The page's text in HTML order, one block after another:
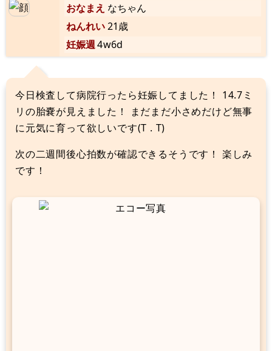
おなまえ なちゃん
ねんれい21歳
妊娠週4w6d
今日検査して病院行ったら妊娠してました！ 14.7ミ
リの胎嚢が見えました！ まだまだ小さめだけど無事
に元気に育って欲しいです(T . T)
次の二週間後心拍数が確認できるそうです！ 楽しみ
です！